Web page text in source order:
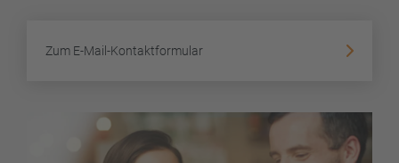
Zum E-Mail-Kontaktformular